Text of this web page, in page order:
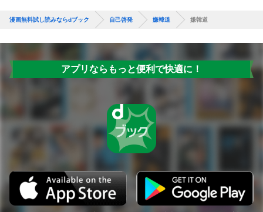
漫画無料試し読みならdブック 自己啓発 嫌韓道 嫌韓道
アプリならもっと便利で快適に！